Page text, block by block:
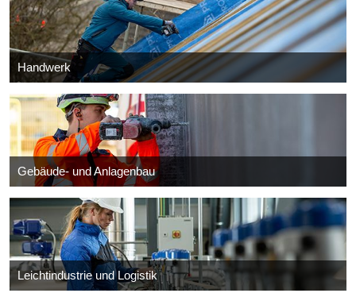
Handwerk
Gebäude- und Anlagenbau
Leichtindustrie und Logistik